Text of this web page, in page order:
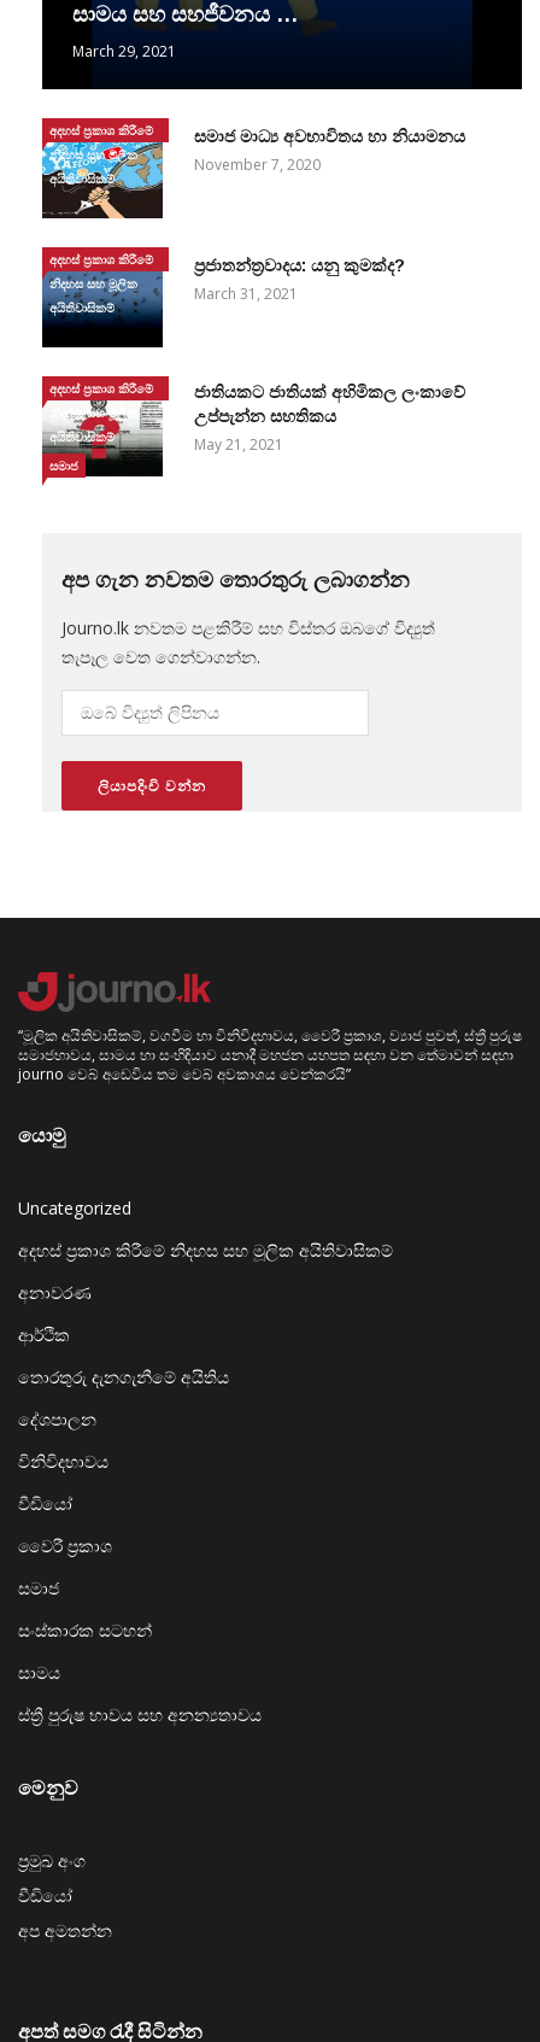
සාමය සහ සහජීවනය …
March 29, 2021
අදහස් ප්‍රකාශ කිරීමේ
නිදහස සහ මූලික
අයිතිවාසිකම්
සමාජ මාධ්‍ය අවභාවිතය හා නියාමනය
November 7, 2020
අදහස් ප්‍රකාශ කිරීමේ
නිදහස සහ මූලික
අයිතිවාසිකම්
ප්‍රජාතන්ත්‍රවාදය: යනු කුමක්ද?
March 31, 2021
අදහස් ප්‍රකාශ කිරීමේ
නිදහස සහ මූලික
අයිතිවාසිකම්
සමාජ
ජාතියකට ජාතියක් අහිමිකල ලංකාවේ
උප්පැන්න සහතිකය
May 21, 2021
අප ගැන නවතම තොරතුරු ලබාගන්න
Journo.lk නවතම පළකිරීම් සහ විස්තර ඔබගේ විද්‍යුත්
තැපෑල වෙත ගෙන්වාගන්න.
“මූලික අයිතිවාසිකම්, වගවීම හා විනිවිදභාවය, වෛරී ප්‍රකාශ, ව්‍යාජ පුවත්, ස්ත්‍රී පුරුෂ
සමාජභාවය, සාමය හා සංහිඳියාව යනාදී මහජන යහපත සඳහා වන තේමාවන් සඳහා
journo වෙබ් අඩෙවිය තම වෙබ් අවකාශය වෙන්කරයි”
යොමු
Uncategorized
අදහස් ප්‍රකාශ කිරීමේ නිදහස සහ මූලික අයිතිවාසිකම්
අනාවරණ
ආර්ථික
තොරතුරු දැනගැනීමේ අයිතිය
දේශපාලන
විනිවිදභාවය
වීඩියෝ
වෛරී ප්‍රකාශ
සමාජ
සංස්කාරක සටහන්
සාමය
ස්ත්‍රී පුරුෂ භාවය සහ අනන්‍යතාවය
මෙනුව
ප්‍රමුඛ අංග
වීඩියෝ
අප අමතන්න
අපත් සමග රැදී සිටින්න